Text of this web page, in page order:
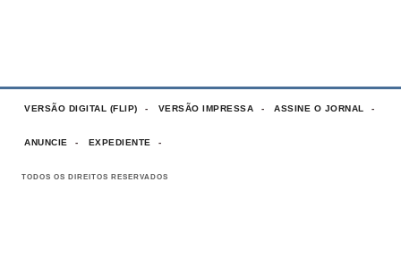
VERSÃO DIGITAL (FLIP) VERSÃO IMPRESSA ASSINE O JORNAL
ANUNCIE EXPEDIENTE
TODOS OS DIREITOS RESERVADOS